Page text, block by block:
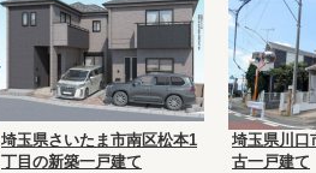
埼玉県さいたま市南区松本1
丁目の新築一戸建て
埼玉県川口
古一戸建て